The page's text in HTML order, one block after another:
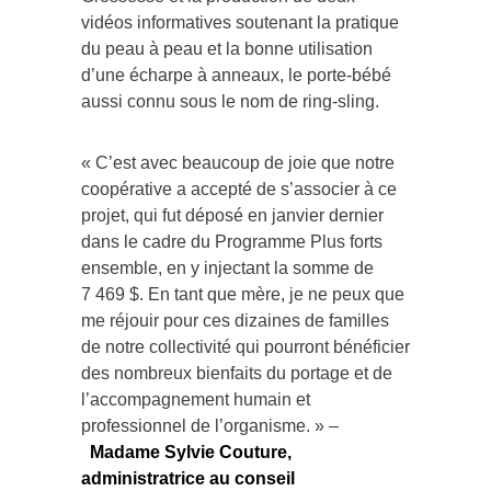
vidéos informatives soutenant la pratique
du peau à peau et la bonne utilisation
d’une écharpe à anneaux, le porte-bébé
aussi connu sous le nom de ring-sling.
« C’est avec beaucoup de joie que notre
coopérative a accepté de s’associer à ce
projet, qui fut déposé en janvier dernier
dans le cadre du Programme Plus forts
ensemble, en y injectant la somme de
7 469 $. En tant que mère, je ne peux que
me réjouir pour ces dizaines de familles
de notre collectivité qui pourront bénéficier
des nombreux bienfaits du portage et de
l’accompagnement humain et
professionnel de l’organisme. » –
Madame Sylvie Couture,
administratrice au conseil